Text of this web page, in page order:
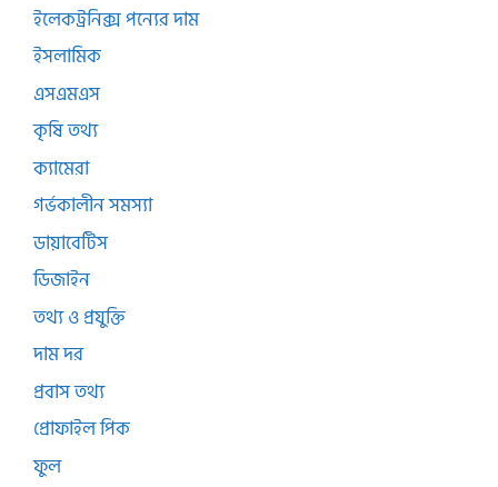
ইলেকট্রনিক্স পন্যের দাম
ইসলামিক
এসএমএস
কৃষি তথ্য
ক্যামেরা
গর্ভকালীন সমস্যা
ডায়াবেটিস
ডিজাইন
তথ্য ও প্রযুক্তি
দাম দর
প্রবাস তথ্য
প্রোফাইল পিক
ফুল